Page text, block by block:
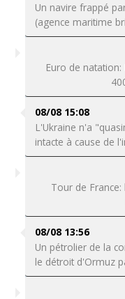
Un navire frappé
(agence maritime
Euro de
08/08 15:08
L'Ukraine n'a
intacte à cause de
Tour de
08/08 13:56
Un pétrolier de la
le détroit d'Ormuz